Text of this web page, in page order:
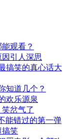
观看？
因引人深思
搞笑的真心话大
知道几个？
欢乐源泉
岔气了
能错过的第一弹
搞笑